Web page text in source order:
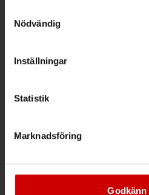
länder utanför EU med olika
att godkänna samtycker du till
Nödvändig
Inställningar
Statistik
Marknadsföring
Godkänn
Håll dig uppdaterad med
*Gäller vid köp för